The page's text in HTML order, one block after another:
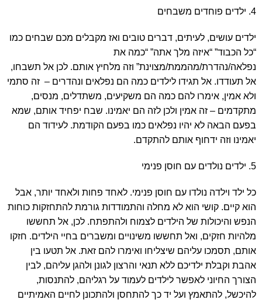
4. ילדים פוחדים משבחים
ילדים עושים, לעיתים, דברים טובים ואז מקבלים מכם שבחים כמו
“כל הכבוד” “איזה מלך אתה” “כמה את
נפלאה/נהדרת/מהממת/מצוינת” וזה מלחיץ אותם. לכן אל תשבחו,
אל תעודדו. אל תגידו לילדים כמה הם נפלאים ונהדרים – זה סתמי
ולא אמין, אימרו להם כמה הם משקיעים, משתדלים, מנסים,
מתקדמים – זה אמין ולכן לזה הם יאמינו. שבח יפחיד אותם, שמא
בפעם הבאה לא יהיו נפלאים כמו בפעם הקודמת. לעידוד הם
יאמינו וזה ידחוף אותם להתקדם.
5. ילדים נולדים עם חוסן פנימי
כל ילד וילדה נולדו עם חוסן פנימי. לאחד פחות ולאחד יותר, אבל
הוא קיים. קושי הוא לא מחלה והתמודדות גורמת להתחזקות כוחות
הנפש והיכולות של הילדים לצמוח ולהתפתח. לכן, אל תחששו
מלהיות חזקים, ואל תחששו משינויים ומשברים בחיי הילדים. חזקו
אותם, תסמכו עליהם שיצליחו ואימרו להם זאת. אל תטעו בין
אהבת וקבלת ילדיכם ללא תנאי והרצון לגונן ולהגן עליהם, לבין
הצורך החיוני לאפשר לילדים לעמוד על רגליהם, להתנסות,
להיכשל, להתאמץ ועל יד כך להתחסן ולהתכונן לחיים האמיתיים